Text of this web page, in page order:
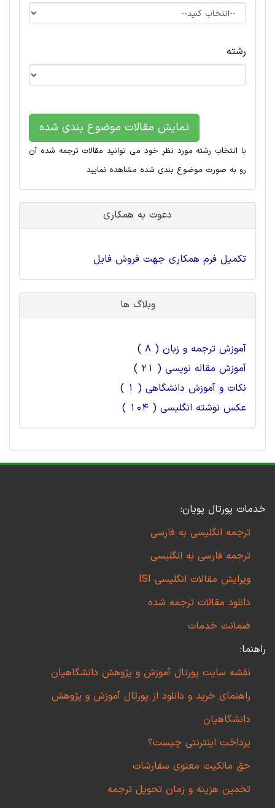
رشته
نمایش مقالات موضوع بندی شده
با انتخاب رشته مورد نظر خود می توانید مقالات ترجمه شده آن
رو به صورت موضوع بندی شده مشاهده نمایید
دعوت به همکاری
تکمیل فرم همکاری جهت فروش فایل
وبلاگ ها
آموزش ترجمه و زبان ( 8 )
آموزش مقاله نویسی ( 21 )
نکات و آموزش دانشگاهی ( 1 )
عکس نوشته انگلیسی ( 104 )
خدمات پورتال پویان:
ترجمه انگلیسی به فارسی
ترجمه فارسی به انگلیسی
ویرایش مقالات انگلیسی ISI
دانلود مقالات ترجمه شده
ضمانت خدمات
راهنما:
نقشه سایت پورتال آموزش و پژوهش دانشگاهیان
راهنمای خرید و دانلود از پورتال آموزش و پژوهش
دانشگاهیان
پرداخت اینترنتی چیست؟
حق مالکیت معنوی سفارشات
تخمین هزینه و زمان تحویل ترجمه